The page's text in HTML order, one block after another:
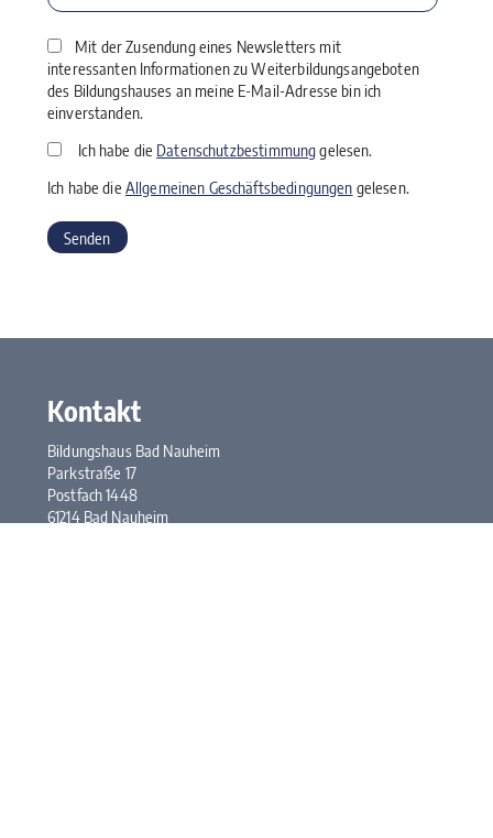
Mit der Zusendung eines Newsletters mit
interessanten Informationen zu Weiterbildungsangeboten
des Bildungshauses an meine E-Mail-Adresse bin ich
einverstanden.
Ich habe die Datenschutzbestimmunggelesen.
Ich habe die Allgemeinen Geschäftsbedingungen gelesen.
Kontakt
Bildungshaus Bad Nauheim
Parkstraße 17
Postfach 1448
61214 Bad Nauheim